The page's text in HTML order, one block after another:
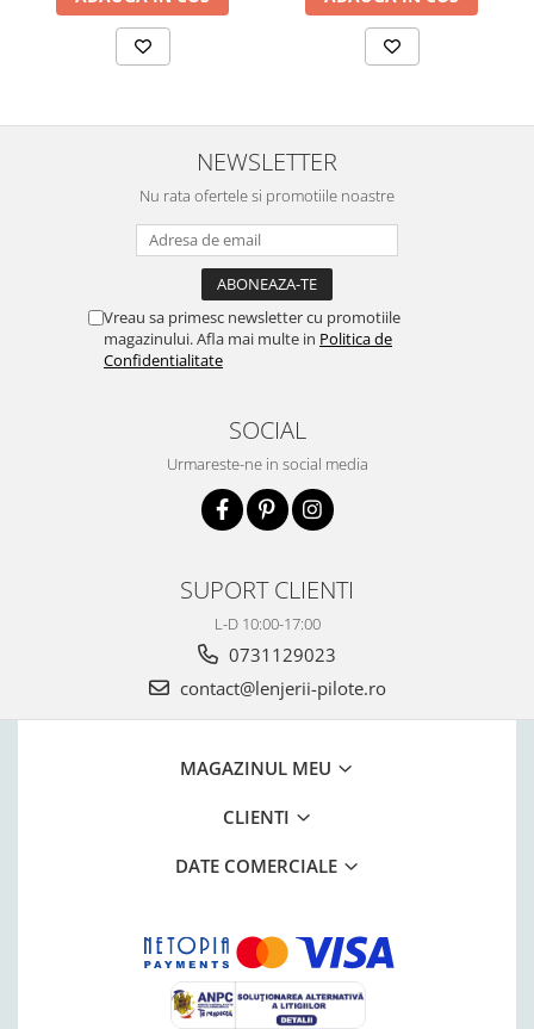
NEWSLETTER
Nu rata ofertele si promotiile noastre
Vreau sa primesc newsletter cu promotiile
magazinului. Afla mai multe in Politica de
Confidentialitate
SOCIAL
Urmareste-ne in social media
SUPORT CLIENTI
L-D 10:00-17:00
0731129023
contact@lenjerii-pilote.ro
MAGAZINUL MEU
CLIENTI
DATE COMERCIALE